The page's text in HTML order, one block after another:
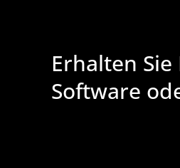
Erhalten
Software